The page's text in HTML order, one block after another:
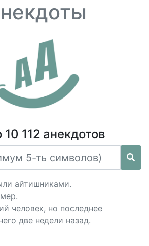
10 112 анекдотов
айтишниками.
человек, но последнее
две недели назад.